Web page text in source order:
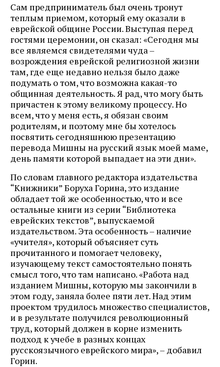
Сам предприниматель был очень тронут
теплым приемом, который ему оказали в
еврейской общине России. Выступая перед
гостями церемонии, он сказал: «Сегодня мы
все являемся свидетелями чуда –
возрождения еврейской религиозной жизни
там, где еще недавно нельзя было даже
подумать о том, что возможна какая-то
общинная деятельность. Я рад, что могу быть
причастен к этому великому процессу. Но
всем, что у меня есть, я обязан своим
родителям, и поэтому мне бы хотелось
посвятить сегодняшнюю презентацию
перевода Мишны на русский язык моей маме,
день памяти которой выпадает на эти дни».
По словам главного редактора издательства
“Книжники” Боруха Горина, это издание
обладает той же особенностью, что и все
остальные книги из серии “Библиотека
еврейских текстов”, выпускаемой
издательством. Эта особенность – наличие
«учителя», который объясняет суть
прочитанного и помогает человеку,
изучающему текст самостоятельно понять
смысл того, что там написано. «Работа над
изданием Мишны, которую мы закончили в
этом году, заняла более пяти лет. Над этим
проектом трудилось множество специалистов,
и в результате получился революционный
труд, который должен в корне изменить
подход к учебе в разных концах
русскоязычного еврейского мира», – добавил
Горин.